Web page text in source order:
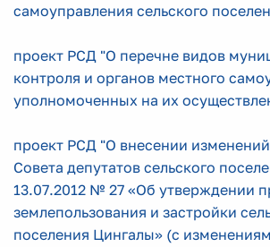
самоуправления сельского
проект РСД "О перечне видов
контроля и органов местного
уполномоченных на их
проект РСД "О внесении
Совета депутатов сельского
13.07.2012 № 27 «Об утверждении
землепользования и застройки
поселения Цингалы» (с